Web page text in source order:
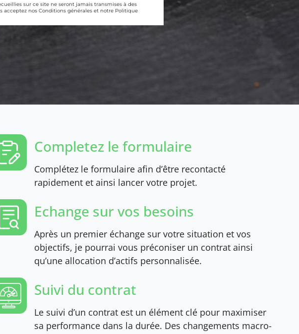
sur ce site ne seront jamais transmises à des
acceptez nos Conditions générales et notre Politique
Completez le formulaire
Complétez le formulaire afin d’être recontacté
rapidement et ainsi lancer votre projet.
Echange sur vos besoins
Après un premier échange sur votre situation et vos
objectifs, je pourrai vous préconiser un contrat ainsi
qu’une allocation d’actifs personnalisée.
Suivi du contrat
Le suivi d’un contrat est un élément clé pour maximiser
sa performance dans la durée. Des changements macro-